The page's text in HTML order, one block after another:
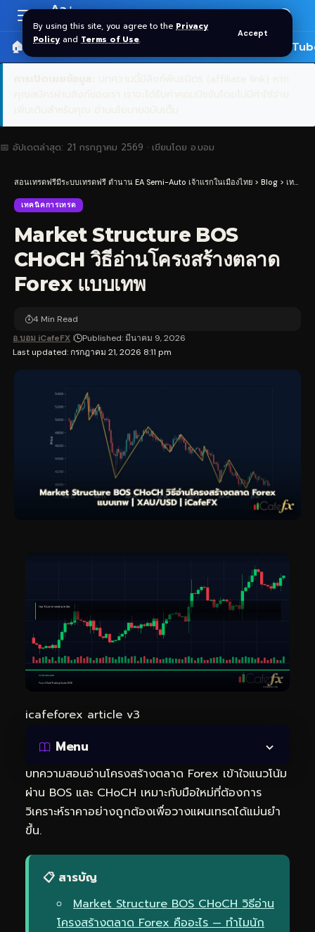
By using this site, you agree to the Privacy
Policy and Terms of Use.
Accept
Resizer
Aa
🏠 หน้าแรก ราคาทอง SPDR 🎬
📅 อัปเดตล่าสุด: 21 กรกฎาคม 2569 · เขียนโดย อ.บอม
สอนเทรดฟรีมีระบบเทรดฟรี ตำนาน EA Semi-Auto เจ้าแรกในเมืองไทย > Blog > เทคนิคการเทรด
เทคนิคการเทรด
Market Structure BOS
CHoCH วิธีอ่านโครงสร้างตลาด
Forex แบบเทพ
Last updated: กรกฎาคม 21, 2026 8:11 pm
อ.บอม iCafeFX Published: มีนาคม 9, 2026
4 Min Read
icafeforex article v3
Menu
บทความสอนอ่านโครงสร้างตลาด Forex เข้าใจแนวโน้ม
ผ่าน BOS และ CHoCH เหมาะกับมือใหม่ที่ต้องการ
วิเคราะห์ราคาอย่างถูกต้องเพื่อวางแผนเทรดได้แม่นยำ
ขึ้น.
📋 สารบัญ
Market Structure BOS CHoCH วิธีอ่าน
โครงสร้างตลาด Forex คืออะไร — ทำไมนัก